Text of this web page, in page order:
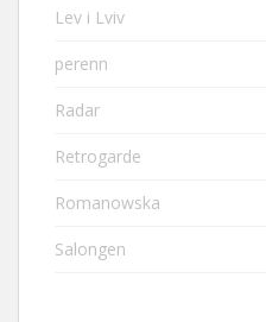
Lev i Lviv
perenn
Radar
Retrogarde
Romanowska
Salongen